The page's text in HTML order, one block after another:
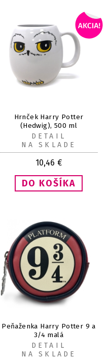
Hrnček Harry Potter
(Hedwig), 500 ml
10,46 €
DETAIL
NA SKLADE
Peňaženka Harry Potter 9 a
3/4 malá
DETAIL
NA SKLADE